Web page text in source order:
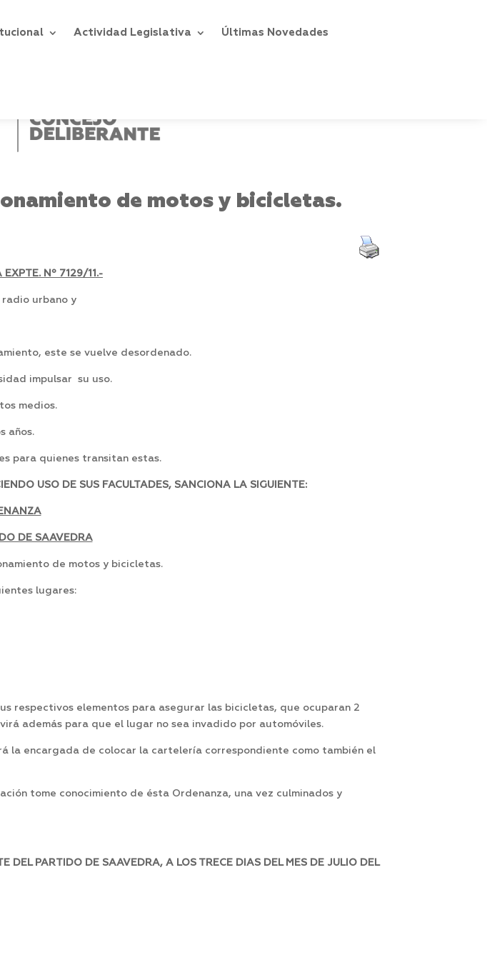
Actividad Legislativa Últimas Novedades
de motos y bicicletas.
EXPTE. Nº 7129/11.-
urbano y
este se vuelve desordenado.
impulsar su uso.
medios.
años.
para quienes transitan estas.
USO DE SUS FACULTADES, SANCIONA LA SIGUIENTE:
DE SAAVEDRA
de motos y bicicletas.
lugares:
respectivos elementos para asegurar las bicicletas, que ocuparan 2
además para que el lugar no sea invadido por automóviles.
la encargada de colocar la cartelería correspondiente como también el
tome conocimiento de ésta Ordenanza, una vez culminados y
DEL PARTIDO DE SAAVEDRA, A LOS TRECE DIAS DEL MES DE JULIO DEL